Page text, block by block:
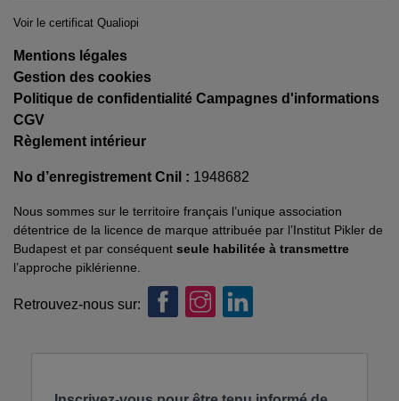
Voir le certificat Qualiopi
Mentions légales
Gestion des cookies
Politique de confidentialité Campagnes d'informations
CGV
Règlement intérieur
No d’enregistrement Cnil : 1948682
Nous sommes sur le territoire français l’unique association
détentrice de la licence de marque attribuée par l’Institut Pikler de
Budapest et par conséquent seule habilitée à transmettre
l’approche piklérienne.
Retrouvez-nous sur: